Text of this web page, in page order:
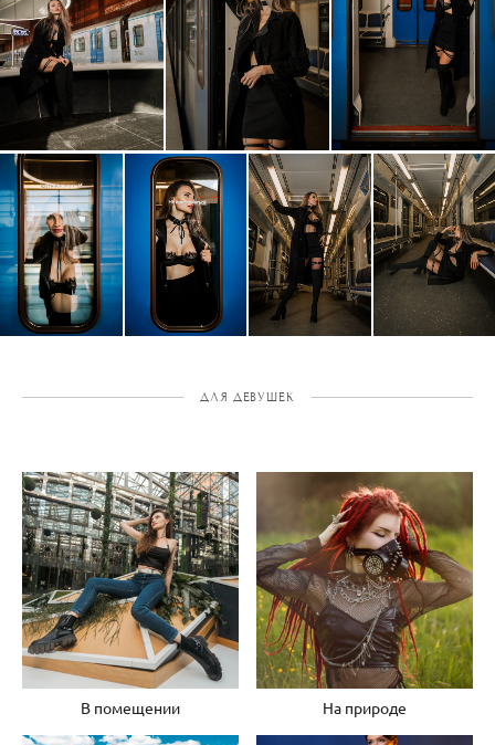
ДЛЯ ДЕВУШЕК
В помещении На природе